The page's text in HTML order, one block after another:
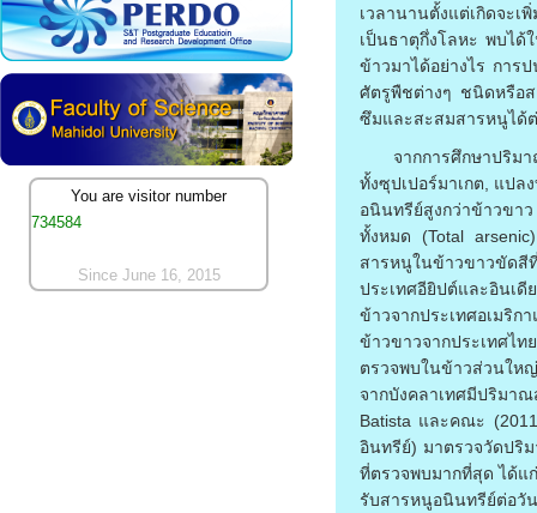
เวลานานตั้งแต่เกิดจะเ
เป็นธาตุกึ่งโลหะ พบได้
ข้าวมาได้อย่างไร การ
ศัตรูพืชต่างๆ ชนิดหรือส
ซึมและสะสมสารหนูได้
จากการศึกษาปริม
ทั้งซุปเปอร์มาเกต, แป
อนินทรีย์สูงกว่าข้าวขา
ทั้งหมด (Total
สารหนูในข้าวขาวขัดสี
ประเทศอียิปต์และอินเ
ข้าวจากประเทศอเมริ
ข้าวขาวจากประเทศไ
ตรวจพบในข้าวส่วนให
จากบังคลาเทศมีปริมา
Batista และคณะ
อินทรีย์) มาตรวจวัดปริ
ที่ตรวจพบมากที่สุด ได้แ
รับสารหนูอนินทรีย์ต่อวั
You are visitor number
734584
Since June 16, 2015